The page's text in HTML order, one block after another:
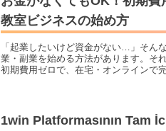
教室ビジネスの始め方
「起業したいけど資金がない…」そん
業・副業を始める方法があります。そ
初期費用ゼロで、在宅・オンラインで
1win Platformasının Tam